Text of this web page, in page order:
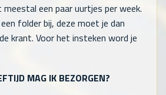
een paar uurtjes per week.
folder bij, deze moet je dan
krant. Voor het insteken word je
MAG IK BEZORGEN?